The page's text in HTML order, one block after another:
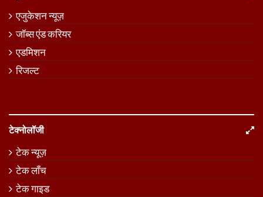
एजुकेशन न्यूज़
जॉब्स एंड करियर
एडमिशन
रिजल्ट
टेक्नोलॉजी
टेक न्यूज़
टेक लॉंच
टेक गाइड